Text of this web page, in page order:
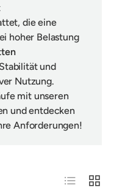
die eine
hoher Belastung
und
Nutzung.
mit unseren
und entdecken
Anforderungen!
Produktliste